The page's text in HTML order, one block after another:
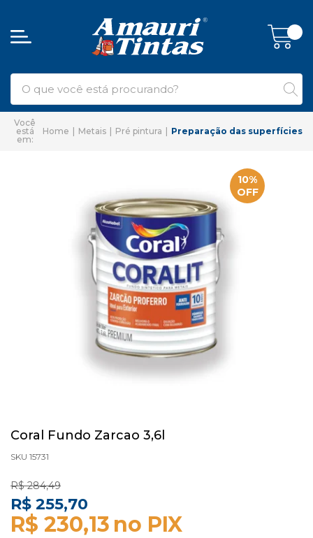
Home Metais Pré pintura Preparação das superfícies
10%
OFF
Coral Fundo Zarcao 3,6l
SKU 15731
R$ 284,49
R$ 255,70
R$ 230,13